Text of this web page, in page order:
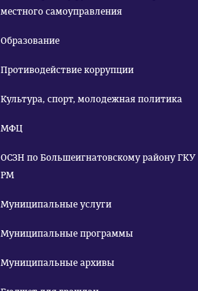
местного самоуправления
Образование
Противодействие коррупции
Культура, спорт, молодежная политика
МФЦ
ОСЗН по Большеигнатовскому району ГКУ
РМ
Муниципальные услуги
Муниципальные программы
Муниципальные архивы